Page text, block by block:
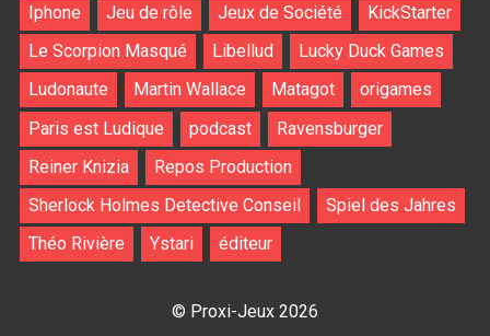
Iphone
Jeu de rôle Jeux de Société
KickStarter
Le Scorpion Masqué
Libellud
Lucky Duck Games
Ludonaute
Martin Wallace Matagot
origames
Paris est Ludique
podcast
Ravensburger
Reiner Knizia
Repos Production
Sherlock Holmes Detective Conseil
Spiel des Jahres
Théo Rivière
Ystari éditeur
© Proxi-Jeux 2026